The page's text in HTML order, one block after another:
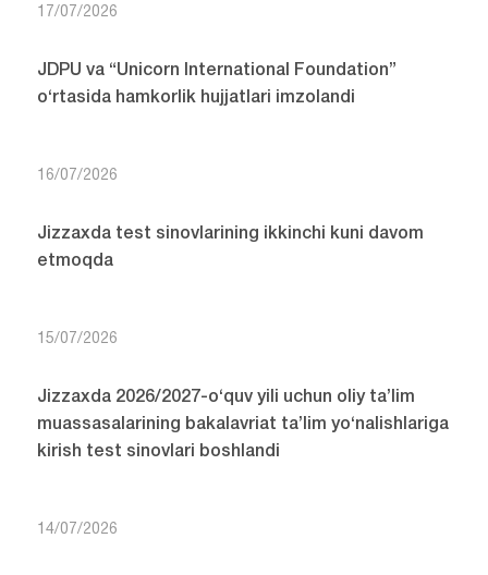
17/07/2026
JDPU va “Unicorn International Foundation”
o‘rtasida hamkorlik hujjatlari imzolandi
16/07/2026
Jizzaxda test sinovlarining ikkinchi kuni davom
etmoqda
15/07/2026
Jizzaxda 2026/2027-o‘quv yili uchun oliy ta’lim
muassasalarining bakalavriat ta’lim yo‘nalishlariga
kirish test sinovlari boshlandi
14/07/2026